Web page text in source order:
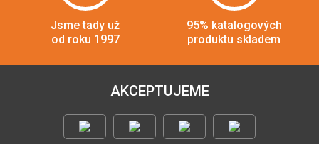
Jsme tady už
od roku 1997
95% katalogových
produktu skladem
AKCEPTUJEME